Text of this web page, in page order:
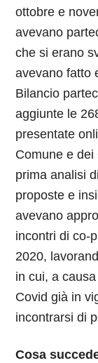
ottobre e
avevano
che si erano
avevano fatto
Bilancio
aggiunte le
presentate
Comune e
prima analisi
proposte e
avevano
incontri di co-
2020,
in cui, a
Covid già in
incontrarsi di
Cosa